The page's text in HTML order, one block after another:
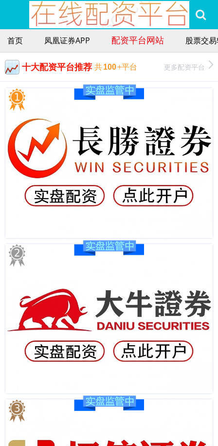
首页 凤凰证券APP 配资平台网站 股票交
十大配资平台推荐 共100+平台 更多配资平台